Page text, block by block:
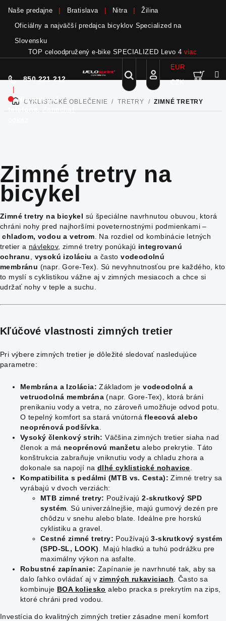
obsah
Naše predajne Bratislava Nitra
Žilina
Oficiálny a najväčší predajca bicyklov Specialized na
Slovensku
LETNÝ VÝPREDAJ - doplnky v zľave až do -70% viac
850 221 212
|
Nie sme pri
telefóne.Zanechať
Hľadať
Prihlásenie
EUR
CZK
DOMOVCYKLISTICKÉ OBLEČENIE / TRETRY / ZIMNÉ TRETRY
Zimné tretry na
bicykel
Zimné tretry na bicykel sú špeciálne navrhnutou obuvou, ktorá
chráni nohy pred najhoršími poveternostnými podmienkami –
chladom, vodou a vetrom . Na rozdiel od kombinácie letných
tretier a návlekov, zimné tretry ponúkajú integrovanú
ochranu
vysokú izoláciu a často vodeodolnú
membránu (napr. Gore-Tex). Sú nevyhnutnosťou pre každého, kto
to myslí s cyklistikou vážne aj v zimných mesiacoch a chce si
udržať nohy v teple a suchu.
Kľúčové vlastnosti zimných tretier
Pri výbere zimných tretier je dôležité sledovať nasledujúce
parametre:
Membrána a Izolácia: Základom je vodeodolná a
vetruodolná membrána (napr. Gore-Tex), ktorá bráni
prenikaniu vody a vetra, no zároveň umožňuje odvod potu.
O tepelný komfort sa stará vnútorná fleecová alebo
neoprénová podšívka
Vysoký členkový strih: Väčšina zimných tretier siaha nad
členok a má neoprénovú manžetu alebo prekrytie. Táto
konštrukcia zabraňuje vniknutiu vody a chladu zhora a
dokonale sa napojí na dlhé cyklistické nohavice
Kompatibilita s pedálmi (MTB vs. Cesta): Zimné tretry sa
vyrábajú v dvoch verziách:
MTB zimné tretry: Používajú 2-skrutkový SPD
systém . Sú univerzálnejšie, majú gumový dezén pre
chôdzu v snehu alebo blate. Ideálne pre horskú
cyklistiku a gravel.
Cestné zimné tretry: Používajú 3-skrutkový systém
(SPD-SL, LOOK)
. Majú hladkú a tuhú podrážku pre
maximálny výkon na asfalte.
Robustné zapínanie: Zapínanie je navrhnuté tak, aby sa
dalo ľahko ovládať aj v zimných rukaviciach . Často sa
kombinuje BOA koliesko alebo pracka s prekrytím na zips,
ktoré chráni pred vodou.
Investícia do kvalitných zimných tretier zásadne mení komfort